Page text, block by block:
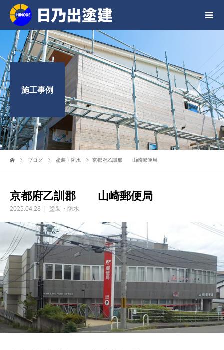
施工事例
ブログ 塗装・防水 京都府乙訓郡 山崎郵便局
京都府乙訓郡 山崎郵便局
2025.04.28 塗装・防水